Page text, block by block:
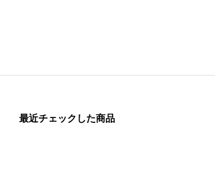
最近チェックした商品